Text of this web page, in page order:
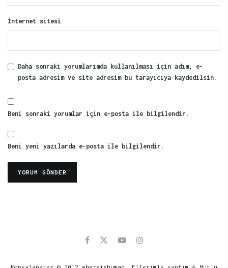
İnternet sitesi
Daha sonraki yorumlarımda kullanılması için adım, e-
posta adresim ve site adresim bu tarayıcıya kaydedilsin.
Beni sonraki yorumlar için e-posta ile bilgilendir.
Beni yeni yazılarda e-posta ile bilgilendir.
Kopyalanamaz © 2012 whereishuman . Ellerimle yaptım & Mutlu